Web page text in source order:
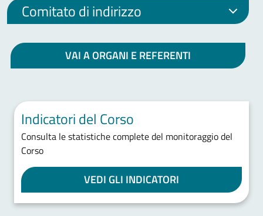
Comitato di indirizzo
VAI A ORGANI E REFERENTI
Indicatori del Corso
Consulta le statistiche complete del monitoraggio del
Corso
VEDI GLI INDICATORI